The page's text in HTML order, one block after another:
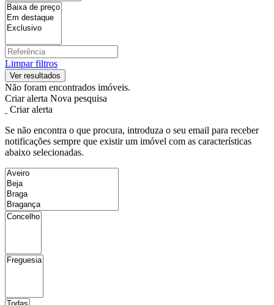
Limpar filtros
Não foram encontrados imóveis.
Criar alerta Nova pesquisa
Criar alerta
Se não encontra o que procura, introduza o seu email para receber
notificações sempre que existir um imóvel com as características
abaixo selecionadas.